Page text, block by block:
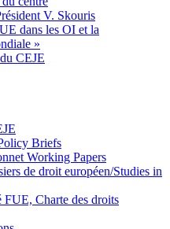
V. Skouris
dans les OI et la
»
CEJE
Briefs
Working Papers
de droit européen/Studies in
FUE, Charte des droits